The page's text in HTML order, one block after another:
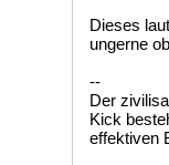
Dieses
ungerne
--
Der
Kick
effektiven